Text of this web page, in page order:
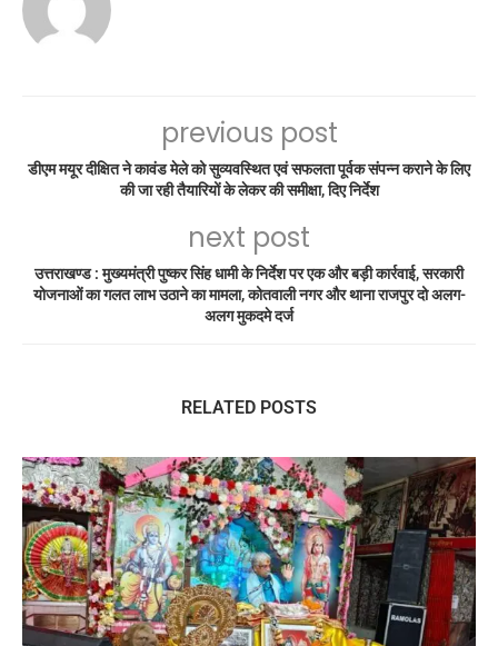
previous post
डीएम मयूर दीक्षित ने कावंड मेले को सुव्यवस्थित एवं सफलता पूर्वक संपन्न कराने के लिए
की जा रही तैयारियों के लेकर की समीक्षा, दिए निर्देश
next post
उत्तराखण्ड : मुख्यमंत्री पुष्कर सिंह धामी के निर्देश पर एक और बड़ी कार्रवाई, सरकारी
योजनाओं का गलत लाभ उठाने का मामला, कोतवाली नगर और थाना राजपुर दो अलग-
अलग मुकदमे दर्ज
RELATED POSTS